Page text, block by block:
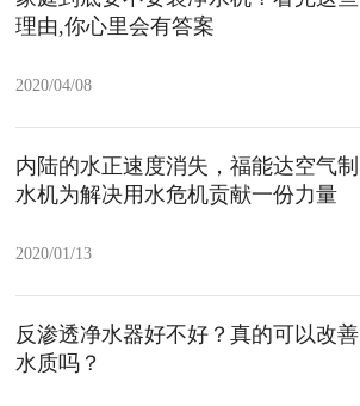
理由,你心里会有答案
2020/04/08
内陆的水正速度消失，福能达空气制
水机为解决用水危机贡献一份力量
2020/01/13
反渗透净水器好不好？真的可以改善
水质吗？